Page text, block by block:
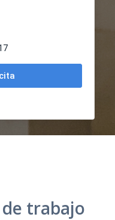
trabajo